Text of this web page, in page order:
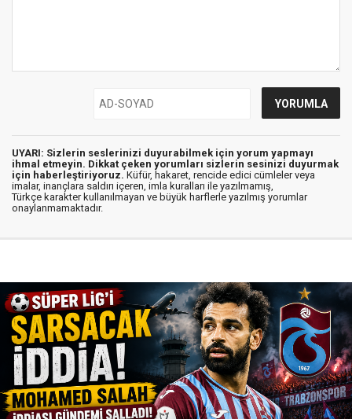
UYARI: Sizlerin seslerinizi duyurabilmek için yorum yapmayı
ihmal etmeyin. Dikkat çeken yorumları sizlerin sesinizi duyurmak
için haberleştiriyoruz. Küfür, hakaret, rencide edici cümleler veya
imalar, inançlara saldırı içeren, imla kuralları ile yazılmamış,
Türkçe karakter kullanılmayan ve büyük harflerle yazılmış yorumlar
onaylanmamaktadır.